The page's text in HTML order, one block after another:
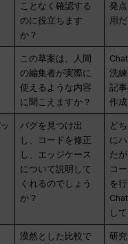
ことなく確認する
のに役立ちます
か？
発
用
この草案は、人間
の編集者が実際に
使えるような内容
に聞こえますか？
洗
記
作
バグを見つけ出
し、コードを修正
し、エッジケース
について説明して
くれるのでしょう
か？
ど
に
た
コ
を
し
漠然とした比較で
研